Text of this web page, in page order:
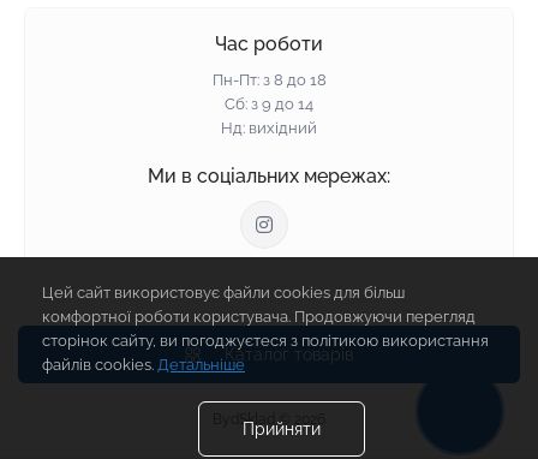
Гарантія та повернення
Політика конфіденційності
Карта сайту
Виробники
Час роботи
Пн-Пт: з 8 до 18
Сб: з 9 до 14
Нд: вихідний
Ми в соціальних мережах:
Каталог товарів
BydSklad © 2026
Цей сайт використовує файли cookies для більш
комфортної роботи користувача. Продовжуючи перегляд
сторінок сайту, ви погоджуєтеся з політикою використання
файлів cookies. Детальніше
Прийняти